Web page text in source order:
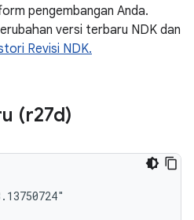
pengembangan Anda.
versi terbaru NDK dan
Revisi NDK.
(r27d)